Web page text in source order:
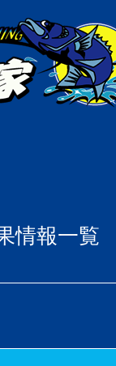
情報一覧